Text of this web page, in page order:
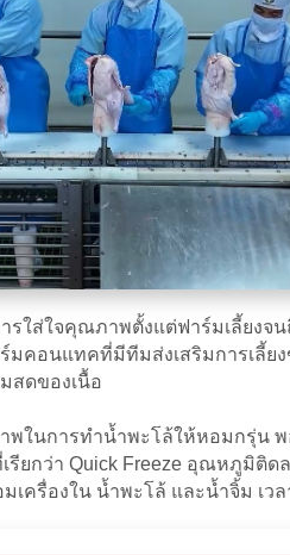
รใส่ใจคุณภาพตั้งแต่ฟาร์มเลี้ยงจ
คอนแทคที่มีทีมส่งเสริมการเลี้
สดของเนื้อ
ในการทำน้ำพะโล้ให้หอมกรุ่น
กว่า Quick Freeze อุณหภูมิติด
ครื่องใน น้ำพะโล้ และน้ำจิ้ม เ